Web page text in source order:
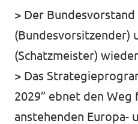
Neuigkeiten
Unsere Events
> Der
(Bundesvorsitzender)
(Schatzmeister)
> Das
2029” ebnet den Weg
anstehenden Europa-